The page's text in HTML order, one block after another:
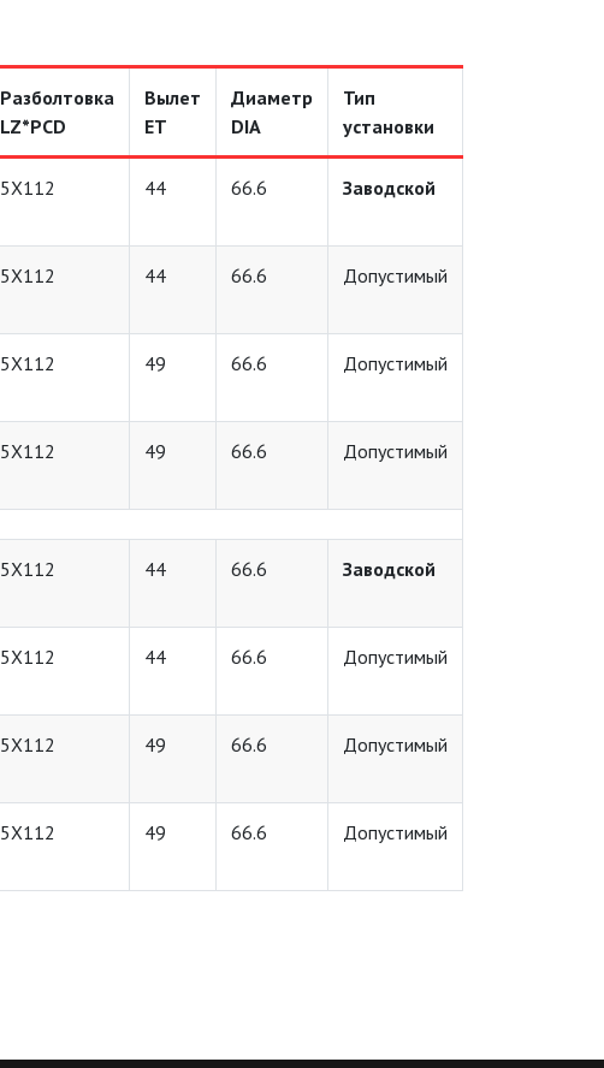
Разболтовка
LZ*PCD
Вылет
ET
Диаметр
DIA
Тип
установки
5X112 44 66.6 Заводской
5X112 44 66.6 Допустимый
5X112 49 66.6 Допустимый
5X112 49 66.6 Допустимый
5X112 44 66.6 Заводской
5X112 44 66.6 Допустимый
5X112 49 66.6 Допустимый
5X112 49 66.6 Допустимый